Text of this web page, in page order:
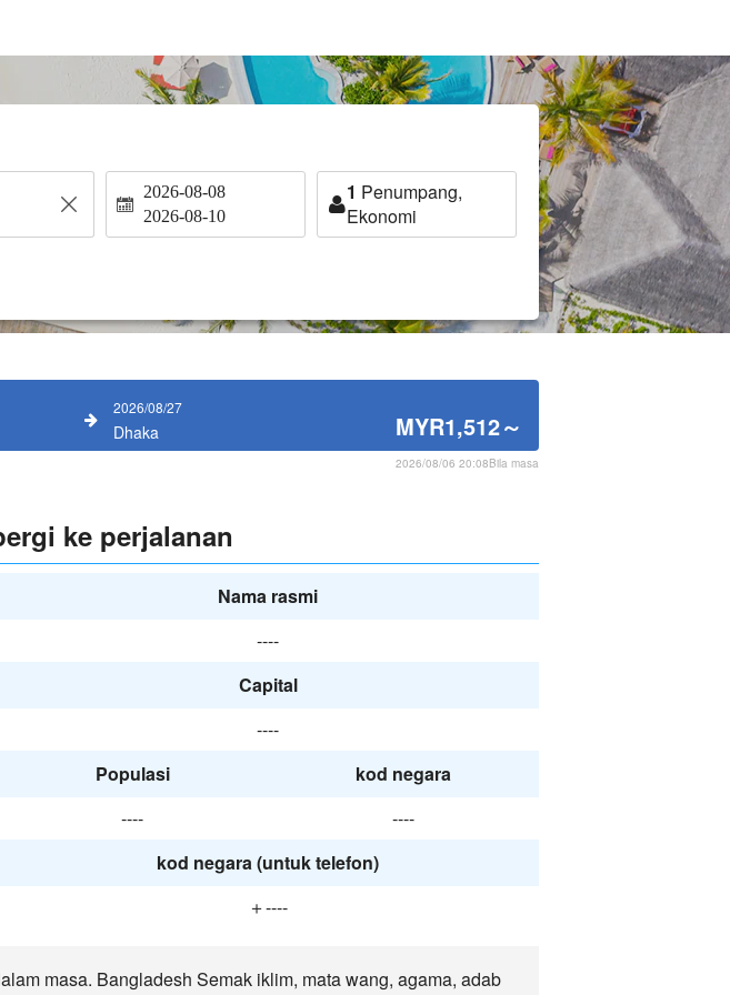
2026-08-08
2026-08-10
1 Penumpang,
Ekonomi
2026/08/27
Dhaka MYR1,512～
2026/08/06 20:08Bila masa
ke perjalanan
Nama rasmi
----
Capital
----
Populasi
kod negara
----
----
kod negara (untuk telefon)
＋----
masa. Bangladesh Semak iklim, mata wang, agama, adab